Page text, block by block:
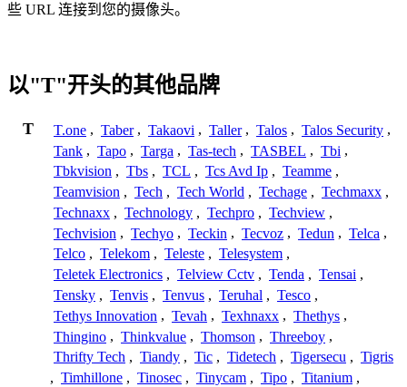
些 URL 连接到您的摄像头。
以"T"开头的其他品牌
T T.one , Taber , Takaovi , Taller , Talos , Talos Security ,
Tank , Tapo , Targa , Tas-tech , TASBEL , Tbi ,
Tbkvision , Tbs , TCL , Tcs Avd Ip , Teamme ,
Teamvision , Tech , Tech World , Techage , Techmaxx ,
Technaxx , Technology , Techpro , Techview ,
Techvision , Techyo , Teckin , Tecvoz , Tedun , Telca ,
Telco , Telekom , Teleste , Telesystem ,
Teletek Electronics , Telview Cctv , Tenda , Tensai ,
Tensky , Tenvis , Tenvus , Teruhal , Tesco ,
Tethys Innovation , Tevah , Texhnaxx , Thethys ,
Thingino , Thinkvalue , Thomson , Threeboy ,
Thrifty Tech , Tiandy , Tic , Tidetech , Tigersecu , Tigris
, Timhillone , Tinosec , Tinycam , Tipo , Titanium ,